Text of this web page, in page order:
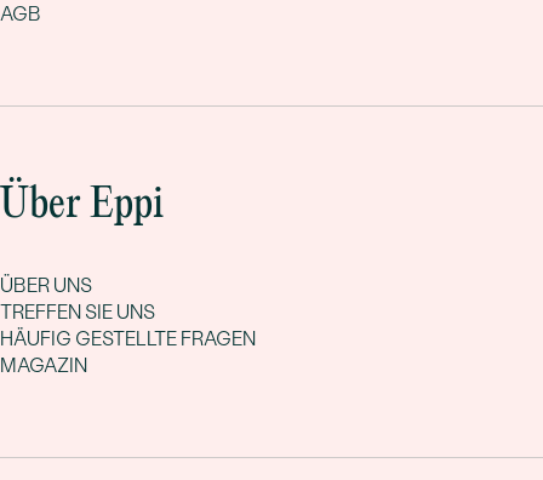
AGB
Über Eppi
ÜBER UNS
TREFFEN SIE UNS
HÄUFIG GESTELLTE FRAGEN
MAGAZIN